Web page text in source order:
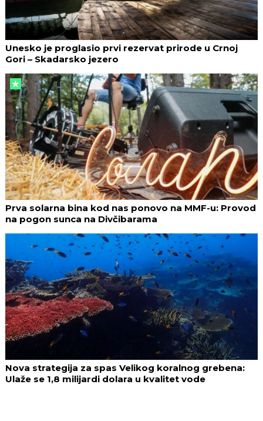
Unesko je proglasio prvi rezervat prirode u Crnoj
Gori – Skadarsko jezero
Prva solarna bina kod nas ponovo na MMF-u: Provod
na pogon sunca na Divčibarama
Nova strategija za spas Velikog koralnog grebena:
Ulaže se 1,8 milijardi dolara u kvalitet vode